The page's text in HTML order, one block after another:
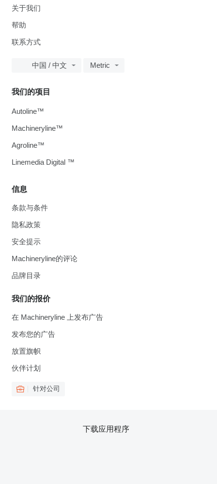
关于我们
帮助
联系方式
中国 / 中文 Metric
信息
条款与条件
隐私政策
安全提示
Machineryline的评论
品牌目录
我们的报价
在 Machineryline 上发布广告
发布您的广告
放置旗帜
伙伴计划
针对公司
我们的项目
Autoline™
Machineryline™
Agroline™
Linemedia Digital ™
下载应用程序